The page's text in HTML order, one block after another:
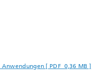
[ PDF 0,36 MB ]